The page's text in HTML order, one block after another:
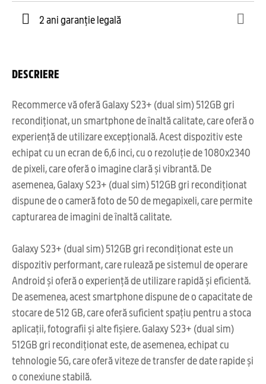
2 ani garanție legală
DESCRIERE
Recommerce vă oferă Galaxy S23+ (dual sim) 512GB gri
recondiționat, un smartphone de înaltă calitate, care oferă o
experiență de utilizare excepțională. Acest dispozitiv este
echipat cu un ecran de 6,6 inci, cu o rezoluție de 1080x2340
de pixeli, care oferă o imagine clară și vibrantă. De
asemenea, Galaxy S23+ (dual sim) 512GB gri recondiționat
dispune de o cameră foto de 50 de megapixeli, care permite
capturarea de imagini de înaltă calitate.
Galaxy S23+ (dual sim) 512GB gri recondiționat este un
dispozitiv performant, care rulează pe sistemul de operare
Android și oferă o experiență de utilizare rapidă și eficientă.
De asemenea, acest smartphone dispune de o capacitate de
stocare de 512 GB, care oferă suficient spațiu pentru a stoca
aplicații, fotografii și alte fișiere. Galaxy S23+ (dual sim)
512GB gri recondiționat este, de asemenea, echipat cu
tehnologie 5G, care oferă viteze de transfer de date rapide și
o conexiune stabilă.